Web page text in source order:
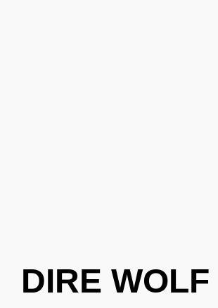
DIRE WOLF